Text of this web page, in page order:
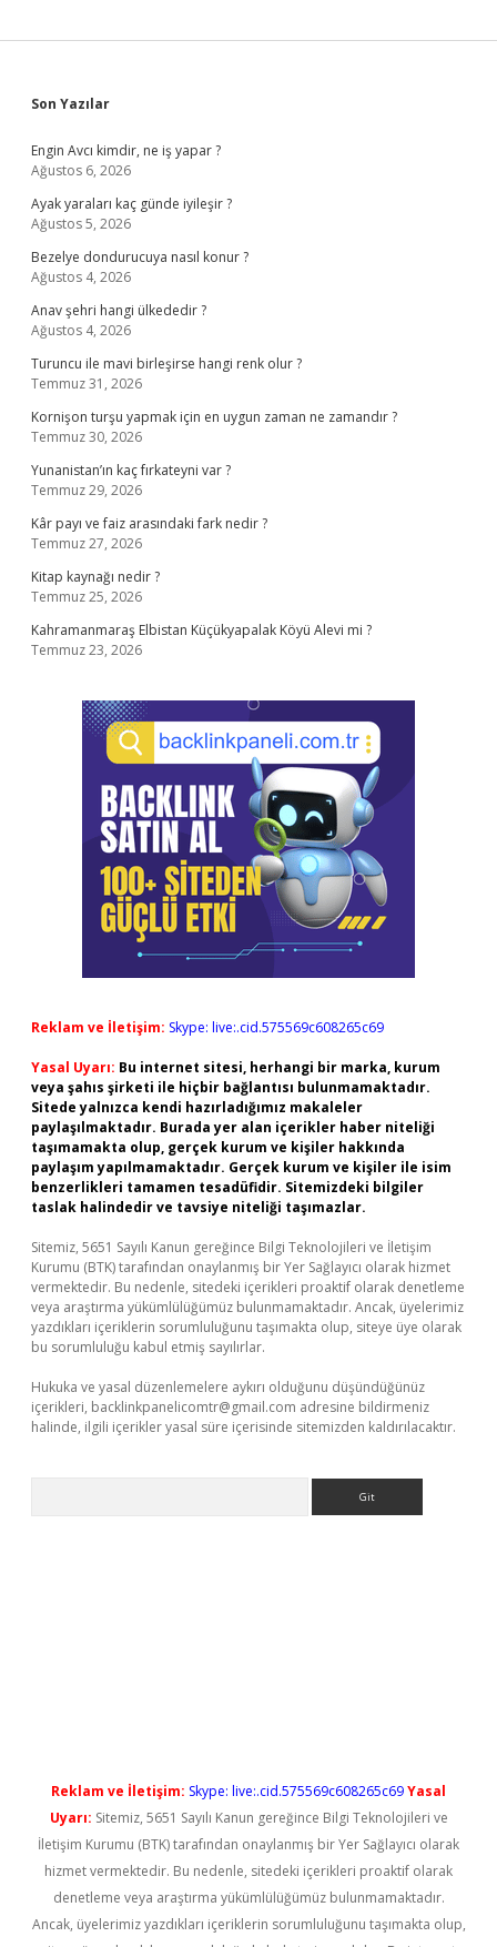
Sidebar
Son Yazılar
Engin Avcı kimdir, ne iş yapar ?
Ağustos 6, 2026
Ayak yaraları kaç günde iyileşir ?
Ağustos 5, 2026
Bezelye dondurucuya nasıl konur ?
Ağustos 4, 2026
Anav şehri hangi ülkededir ?
Ağustos 4, 2026
Turuncu ile mavi birleşirse hangi renk olur ?
Temmuz 31, 2026
Kornişon turşu yapmak için en uygun zaman ne zamandır ?
Temmuz 30, 2026
Yunanistan’ın kaç fırkateyni var ?
Temmuz 29, 2026
Kâr payı ve faiz arasındaki fark nedir ?
Temmuz 27, 2026
Kitap kaynağı nedir ?
Temmuz 25, 2026
Kahramanmaraş Elbistan Küçükyapalak Köyü Alevi mi ?
Temmuz 23, 2026
Reklam ve İletişim: Skype: live:.cid.575569c608265c69
Yasal Uyarı: Bu internet sitesi, herhangi bir marka, kurum
veya şahıs şirketi ile hiçbir bağlantısı bulunmamaktadır.
Sitede yalnızca kendi hazırladığımız makaleler
paylaşılmaktadır. Burada yer alan içerikler haber niteliği
taşımamakta olup, gerçek kurum ve kişiler hakkında
paylaşım yapılmamaktadır. Gerçek kurum ve kişiler ile isim
benzerlikleri tamamen tesadüfidir. Sitemizdeki bilgiler
taslak halindedir ve tavsiye niteliği taşımazlar.
Sitemiz, 5651 Sayılı Kanun gereğince Bilgi Teknolojileri ve İletişim
Kurumu (BTK) tarafından onaylanmış bir Yer Sağlayıcı olarak hizmet
vermektedir. Bu nedenle, sitedeki içerikleri proaktif olarak denetleme
veya araştırma yükümlülüğümüz bulunmamaktadır. Ancak, üyelerimiz
yazdıkları içeriklerin sorumluluğunu taşımakta olup, siteye üye olarak
bu sorumluluğu kabul etmiş sayılırlar.
Hukuka ve yasal düzenlemelere aykırı olduğunu düşündüğünüz
içerikleri, backlinkpanelicomtr@gmail.com adresine bildirmeniz
halinde, ilgili içerikler yasal süre içerisinde sitemizden kaldırılacaktır.
Reklam ve İletişim: Skype: live:.cid.575569c608265c69Yasal
Uyarı: Sitemiz, 5651 Sayılı Kanun gereğince Bilgi Teknolojileri ve
İletişim Kurumu (BTK) tarafından onaylanmış bir Yer Sağlayıcı olarak
hizmet vermektedir. Bu nedenle, sitedeki içerikleri proaktif olarak
denetleme veya araştırma yükümlülüğümüz bulunmamaktadır.
Ancak, üyelerimiz yazdıkları içeriklerin sorumluluğunu taşımakta olup,